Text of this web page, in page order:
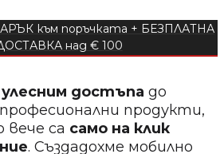
БЕЗПЛАТНО
тип ренде 2в1
към поръчката + БЕЗПЛАТНА
над € 100
улесним достъпадо
продукти,
вече са само на клик
. Създадохме мобилно